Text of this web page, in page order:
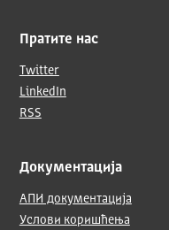
Пратите нас
Twitter
LinkedIn
RSS
Документација
АПИ документација
Услови коришћења